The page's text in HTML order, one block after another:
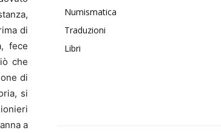
di
fece
che
di
si
a
Numismatica
Traduzioni
Libri